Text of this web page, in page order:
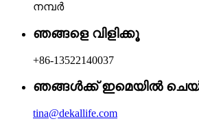
നമ്പർ
ഞങ്ങളെ വിളിക്കൂ
+86-13522140037
ഞങ്ങൾക്ക് ഇമെയിൽ
tina@dekallife.com